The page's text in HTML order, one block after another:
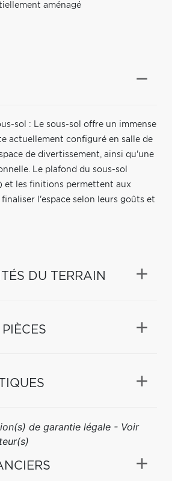
aménagé
sol : Le sous-sol offre un immense
actuellement configuré en salle de
de divertissement, ainsi qu'une
Le plafond du sous-sol
et les finitions permettent aux
l'espace selon leurs goûts et
DU TERRAIN
de garantie légale - Voir